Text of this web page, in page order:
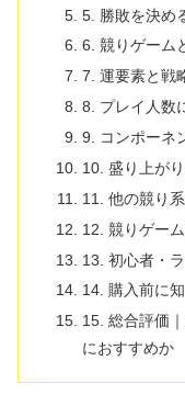
5. 勝敗を決め
6. 競りゲーム
7. 運要素と戦
8. プレイ人数
9. コンポーネ
10. 盛り上が
11. 他の競り
12. 競りゲー
13. 初心者・
14. 購入前に
15. 総合評価
におすすめか